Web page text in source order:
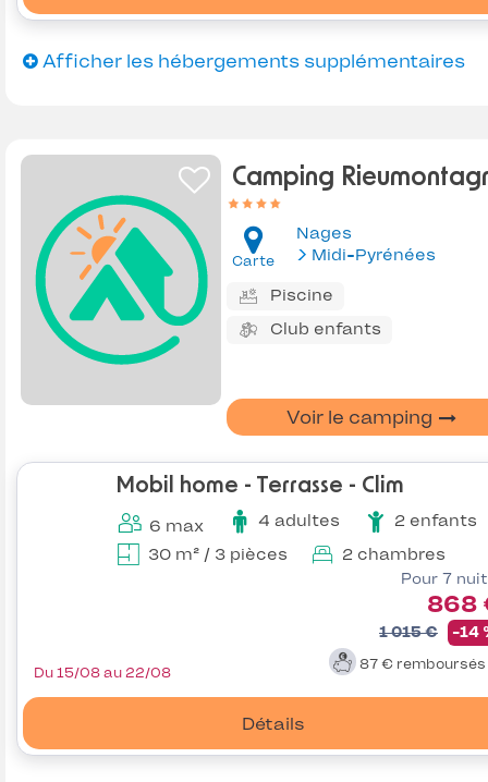
Afficher les hébergements supplémentaires
Camping
Carte
Nages
Midi-Pyrénées
Piscine
Club enfants
Voir le camping
Mobil home - Terrasse - Clim
6 max 4 adultes
2 enfants
30 m² / 3 pièces
2 chambres
Pour 7
868
1 015 € -14
87 € remboursés
Détails
Du 15/08 au 22/08